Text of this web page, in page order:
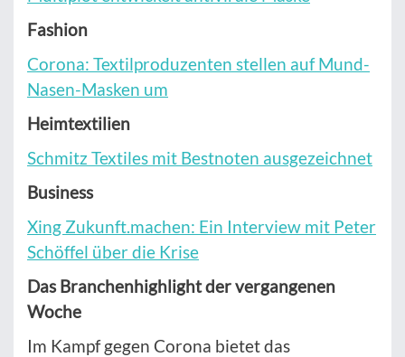
Fashion
Corona: Textilproduzenten stellen auf Mund-
Nasen-Masken um
Heimtextilien
Schmitz Textiles mit Bestnoten ausgezeichnet
Business
Xing Zukunft.machen: Ein Interview mit Peter
Schöffel über die Krise
Das Branchenhighlight der vergangenen
Woche
Im Kampf gegen Corona bietet das